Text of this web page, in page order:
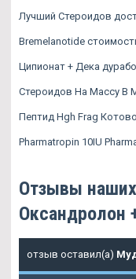
Лучший Стероидов
Bremelanotide
Ципионат + Дека
Стероидов На Массу В
Пептид Hgh Frag Котово
Pharmatropin 10IU
Отзывы
Оксандролон
отзыв оставил(а)